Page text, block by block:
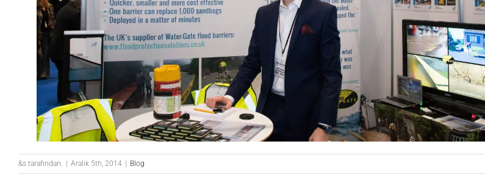
&s tarafından. | Aralık 5th, 2014 | Blog